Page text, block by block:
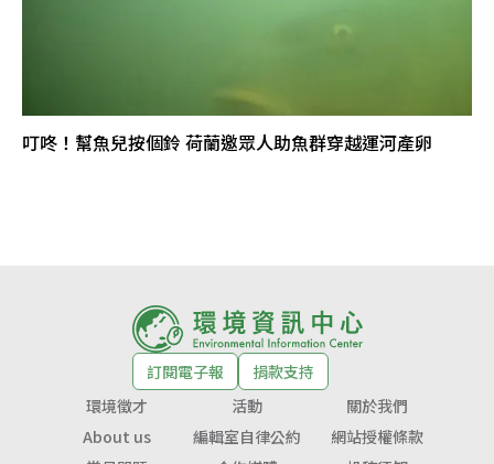
叮咚！幫魚兒按個鈴 荷蘭邀眾人助魚群穿越運河產卵
訂閱電子報
捐款支持
環境徵才
活動
關於我們
About us
編輯室自律公約
網站授權條款